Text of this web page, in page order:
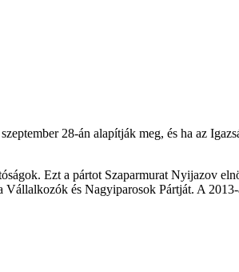
28-án alapítják meg, és ha az
Ezt a pártot Szaparmurat Nyijazov
és Nagyiparosok Pártját. A